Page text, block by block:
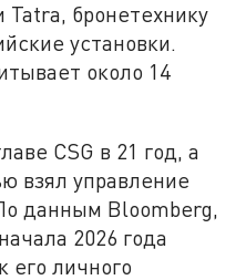
Tatra, бронетехнику
установки.
около 14
CSG в 21 год, а
взял управление
данным Bloomberg,
2026 года
его личного